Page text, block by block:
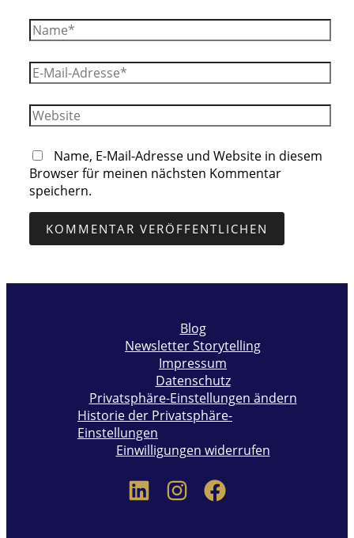
Name*
E-
Mail-
Adresse*
Website
Name, E-Mail-Adresse und Website in diesem
Browser für meinen nächsten Kommentar
speichern.
Blog
Newsletter Storytelling
Impressum
Datenschutz
Privatsphäre-Einstellungen ändern
Historie der Privatsphäre-
Einstellungen
Einwilligungen widerrufen